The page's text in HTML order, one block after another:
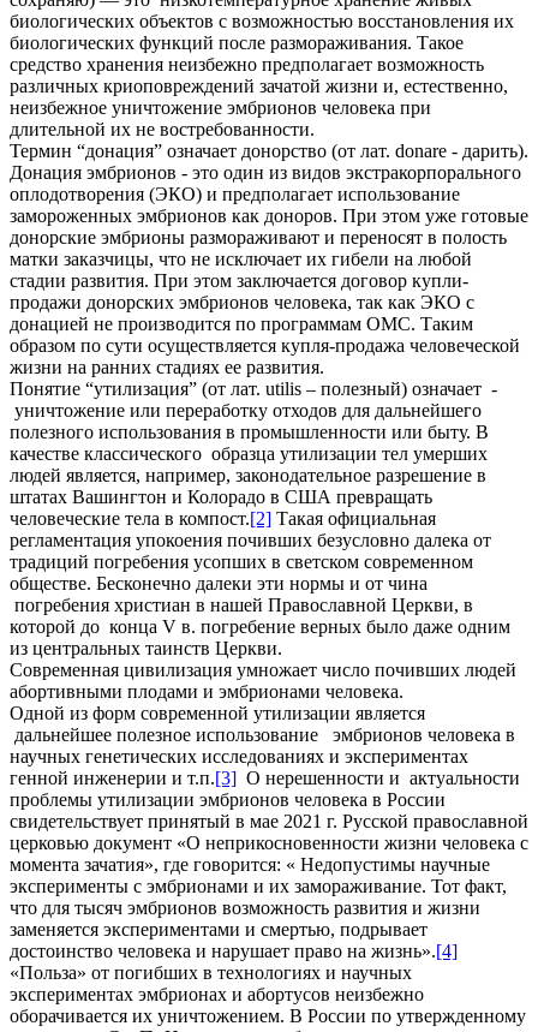
биологических объектов с возможностью восстановления их
биологических функций после размораживания. Такое
средство хранения неизбежно предполагает возможность
различных криоповреждений зачатой жизни и, естественно,
неизбежное уничтожение эмбрионов человека при
длительной их не востребованности.
Термин “донация” означает донорство (от лат. donare - дарить).
Донация эмбрионов - это один из видов экстракорпорального
оплодотворения (ЭКО) и предполагает использование
замороженных эмбрионов как доноров. При этом уже готовые
донорские эмбрионы размораживают и переносят в полость
матки заказчицы, что не исключает их гибели на любой
стадии развития. При этом заключается договор купли-
продажи донорских эмбрионов человека, так как ЭКО с
донацией не производится по программам ОМС. Таким
образом по сути осуществляется купля-продажа человеческой
жизни на ранних стадиях ее развития.
Понятие “утилизация” (от лат. utilis – полезный) означает -
уничтожение или переработку отходов для дальнейшего
полезного использования в промышленности или быту. В
качестве классического образца утилизации тел умерших
людей является, например, законодательное разрешение в
штатах Вашингтон и Колорадо в США превращать
человеческие тела в компост.[2] Такая официальная
регламентация упокоения почивших безусловно далека от
традиций погребения усопших в светском современном
обществе. Бесконечно далеки эти нормы и от чина
погребения христиан в нашей Православной Церкви, в
которой до конца V в. погребение верных было даже одним
из центральных таинств Церкви.
Современная цивилизация умножает число почивших людей
абортивными плодами и эмбрионами человека.
Одной из форм современной утилизации является
дальнейшее полезное использование эмбрионов человека в
научных генетических исследованиях и экспериментах
генной инженерии и т.п.[3] О нерешенности и актуальности
проблемы утилизации эмбрионов человека в России
свидетельствует принятый в мае 2021 г. Русской православной
церковью документ «О неприкосновенности жизни человека с
момента зачатия», где говорится: « Недопустимы научные
эксперименты с эмбрионами и их замораживание. Тот факт,
что для тысяч эмбрионов возможность развития и жизни
заменяется экспериментами и смертью, подрывает
достоинство человека и нарушает право на жизнь».[4]
«Польза» от погибших в технологиях и научных
экспериментах эмбрионах и абортусов неизбежно
оборачивается их уничтожением. В России по утвержденному